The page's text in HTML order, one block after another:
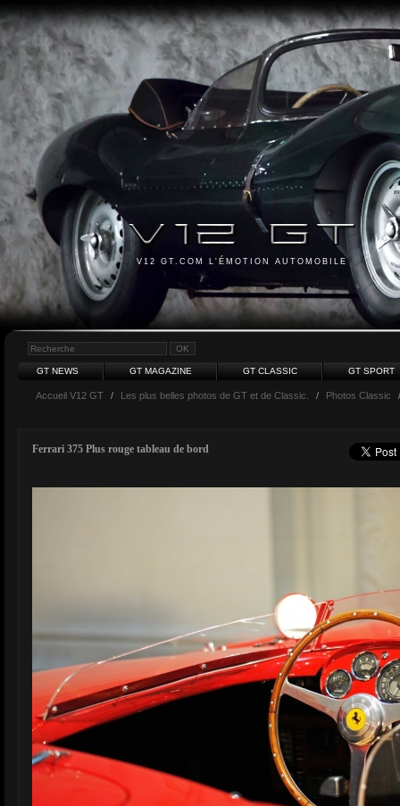
V12 GT.COM L'ÉMOTION AUTOMOBILE
GT NEWS GT MAGAZINE GT CLASSIC GT SPORT
Accueil V12 GT / Les plus belles photos de GT et de Classic. / Photos Classic
Ferrari 375 Plus rouge tableau de bord